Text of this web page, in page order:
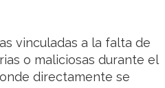
vinculadas a la falta de
o maliciosas durante el
directamente se